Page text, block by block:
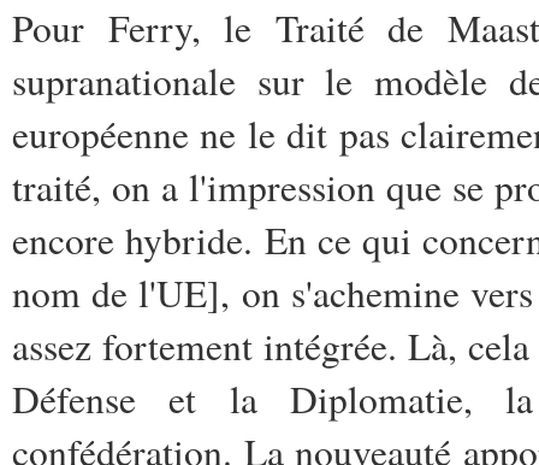
Pour Ferry, le Traité de
supranationale sur le modèle
européenne ne le dit pas
traité, on a l'impression que se
encore hybride. En ce qui
nom de l'UE], on s'achemine
assez fortement intégrée. Là,
Défense et la Diplomatie,
confédération. La nouveauté